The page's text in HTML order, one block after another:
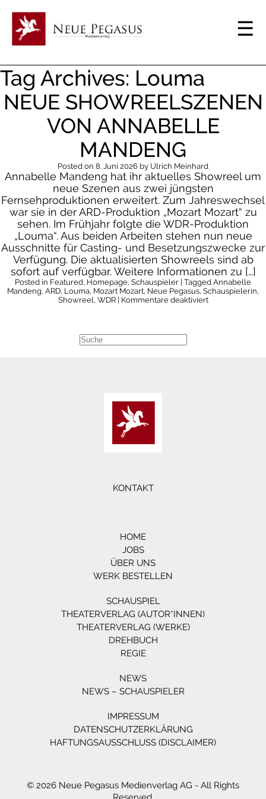
Tag Archives: Louma
NEUE SHOWREELSZENEN
VON ANNABELLE
MANDENG
Posted on 8. Juni 2026 by Ulrich Meinhard
Annabelle Mandeng hat ihr aktuelles Showreel um
neue Szenen aus zwei jüngsten
Fernsehproduktionen erweitert. Zum Jahreswechsel
war sie in der ARD-Produktion „Mozart Mozart“ zu
sehen. Im Frühjahr folgte die WDR-Produktion
„Louma“. Aus beiden Arbeiten stehen nun neue
Ausschnitte für Casting- und Besetzungszwecke zur
Verfügung. Die aktualisierten Showreels sind ab
sofort auf verfügbar. Weitere Informationen zu […]
Posted in Featured, Homepage, Schauspieler | Tagged Annabelle
Mandeng, ARD, Louma, Mozart Mozart, Neue Pegasus, Schauspielerin,
Showreel, WDR| Kommentare deaktiviertfür
KONTAKT
HOME
JOBS
ÜBER UNS
WERK BESTELLEN
SCHAUSPIEL
THEATERVERLAG (AUTOR*INNEN)
THEATERVERLAG (WERKE)
DREHBUCH
REGIE
NEWS
NEWS – SCHAUSPIELER
IMPRESSUM
DATENSCHUTZERKLÄRUNG
HAFTUNGSAUSSCHLUSS (DISCLAIMER)
© 2026 Neue Pegasus Medienverlag AG - All Rights